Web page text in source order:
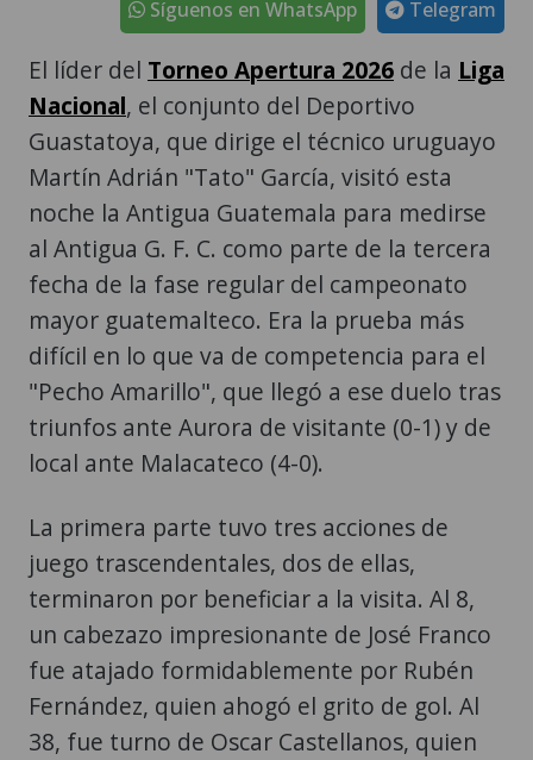
Telegram
Síguenos en WhatsApp
El líder del Torneo Apertura 2026 de la Liga
Nacional, el conjunto del Deportivo
Guastatoya, que dirige el técnico uruguayo
Martín Adrián "Tato" García, visitó esta
noche la Antigua Guatemala para medirse
al Antigua G. F. C. como parte de la tercera
fecha de la fase regular del campeonato
mayor guatemalteco. Era la prueba más
difícil en lo que va de competencia para el
"Pecho Amarillo", que llegó a ese duelo tras
triunfos ante Aurora de visitante (0-1) y de
local ante Malacateco (4-0).
La primera parte tuvo tres acciones de
juego trascendentales, dos de ellas,
terminaron por beneficiar a la visita. Al 8,
un cabezazo impresionante de José Franco
fue atajado formidablemente por Rubén
Fernández, quien ahogó el grito de gol. Al
38, fue turno de Oscar Castellanos, quien